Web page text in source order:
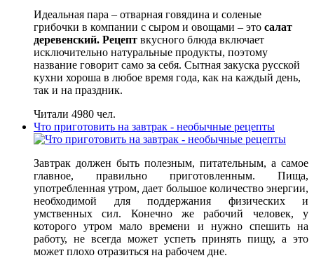
Идеальная пара – отварная говядина и соленые
грибочки в компании с сыром и овощами – это салат
деревенский. Рецепт вкусного блюда включает
исключительно натуральные продукты, поэтому
название говорит само за себя. Сытная закуска русской
кухни хороша в любое время года, как на каждый день,
так и на праздник.
Читали 4980 чел.
Что приготовить на завтрак - необычные рецепты
Завтрак должен быть полезным, питательным, а самое
главное, правильно приготовленным. Пища,
употребленная утром, дает большое количество энергии,
необходимой для поддержания физических и
умственных сил. Конечно же рабочий человек, у
которого утром мало времени и нужно спешить на
работу, не всегда может успеть принять пищу, а это
может плохо отразиться на рабочем дне.